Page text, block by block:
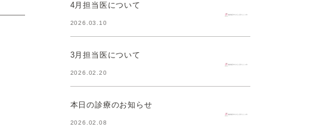
4月担当医について
2026.03.10
3月担当医について
2026.02.20
本日の診療のお知らせ
2026.02.08